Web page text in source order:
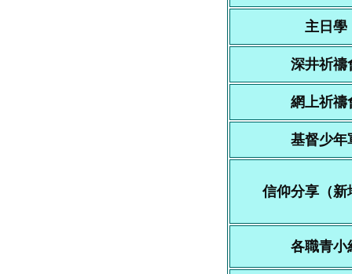
主日學
深井祈禱
網上祈禱
基督少年
信仰分享（新
各職青小